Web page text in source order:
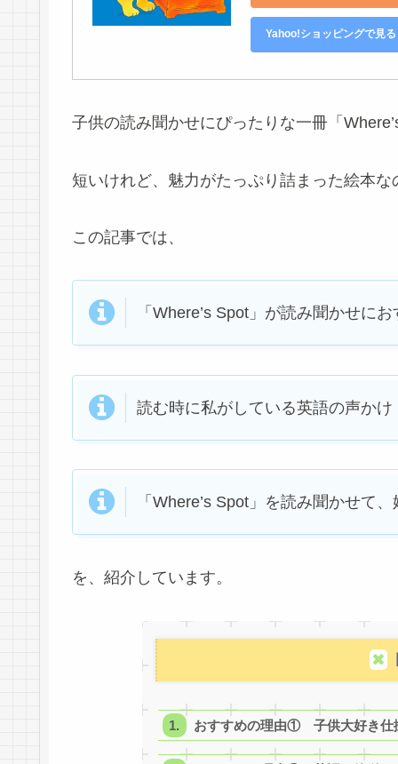
Yahoo!ショッピングで見る
子供の読み聞かせにぴったりな一冊「
短いけれど、魅力がたっぷり詰まった絵本な
この記事では、
「Where’s Spot」が読み聞かせに
読む時に私がしている英語の声かけ
「Where’s Spot」を読み聞かせて
を、紹介しています。
おすすめの理由① 子供大好き仕